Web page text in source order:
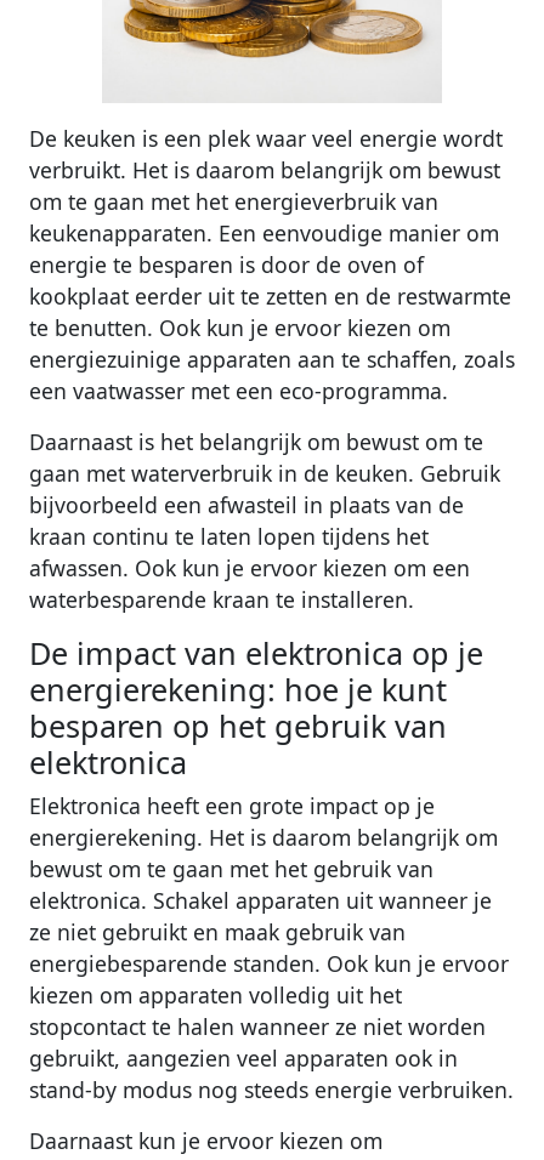
De keuken is een plek waar veel energie wordt
verbruikt. Het is daarom belangrijk om bewust
om te gaan met het energieverbruik van
keukenapparaten. Een eenvoudige manier om
energie te besparen is door de oven of
kookplaat eerder uit te zetten en de restwarmte
te benutten. Ook kun je ervoor kiezen om
energiezuinige apparaten aan te schaffen, zoals
een vaatwasser met een eco-programma.
Daarnaast is het belangrijk om bewust om te
gaan met waterverbruik in de keuken. Gebruik
bijvoorbeeld een afwasteil in plaats van de
kraan continu te laten lopen tijdens het
afwassen. Ook kun je ervoor kiezen om een
waterbesparende kraan te installeren.
De impact van elektronica op je
energierekening: hoe je kunt
besparen op het gebruik van
elektronica
Elektronica heeft een grote impact op je
energierekening. Het is daarom belangrijk om
bewust om te gaan met het gebruik van
elektronica. Schakel apparaten uit wanneer je
ze niet gebruikt en maak gebruik van
energiebesparende standen. Ook kun je ervoor
kiezen om apparaten volledig uit het
stopcontact te halen wanneer ze niet worden
gebruikt, aangezien veel apparaten ook in
stand-by modus nog steeds energie verbruiken.
Daarnaast kun je ervoor kiezen om